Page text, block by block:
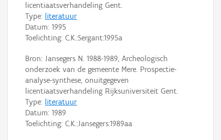
licentiaatsverhandeling Gent.
Type: literatuur
Datum: 1995
Toelichting: C.K.:Sergant:1995a
Bron: Jansegers N. 1988-1989, Archeologisch
onderzoek van de gemeente Mere. Prospectie-
analyse-synthese, onuitgegeven
licentiaatsverhandeling Rijksuniversiteit Gent.
Type: literatuur
Datum: 1989
Toelichting: C.K.:Jansegers:1989aa